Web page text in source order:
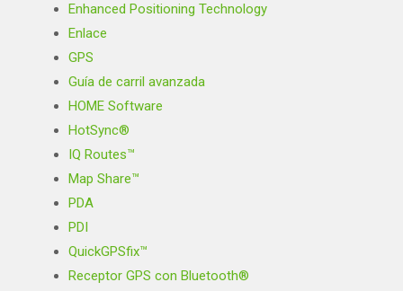
Enhanced Positioning Technology
Enlace
GPS
Guía de carril avanzada
HOME Software
HotSync®
IQ Routes™
Map Share™
PDA
PDI
QuickGPSfix™
Receptor GPS con Bluetooth®